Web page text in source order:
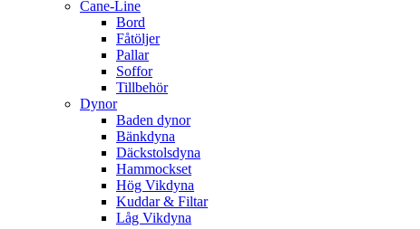
Cane-Line
Bord
Fåtöljer
Pallar
Soffor
Tillbehör
Dynor
Baden dynor
Bänkdyna
Däckstolsdyna
Hammockset
Hög Vikdyna
Kuddar & Filtar
Låg Vikdyna